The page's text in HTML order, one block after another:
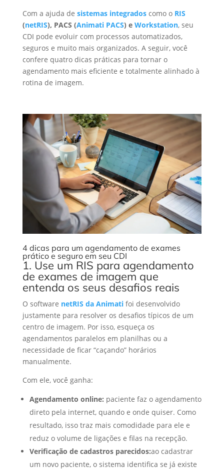
Com a ajuda de sistemas integradoscomo o RIS
(netRIS), PACS (Animati PACS) e Workstation, seu
CDI pode evoluir com processos automatizados,
seguros e muito mais organizados. A seguir, você
confere quatro dicas práticas para tornar o
agendamento mais eficiente e totalmente alinhado à
rotina de imagem.
4 dicas para um agendamento de exames
prático e seguro em seu CDI
1. Use um RIS para agendamento
de exames de imagem que
entenda os seus desafios reais
O software netRIS da Animati foi desenvolvido
justamente para resolver os desafios típicos de um
centro de imagem. Por isso, esqueça os
agendamentos paralelos em planilhas ou a
necessidade de ficar “caçando” horários
manualmente.
Com ele, você ganha:
Agendamento online: paciente faz o agendamento
direto pela internet, quando e onde quiser. Como
resultado, isso traz mais comodidade para ele e
reduz o volume de ligações e filas na recepção.
Verificação de cadastros parecidos:ao cadastrar
um novo paciente, o sistema identifica se já existe